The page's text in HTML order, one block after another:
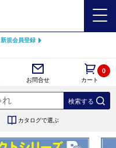
新規会員登録
お問合せ カート
0
カタログで選ぶ